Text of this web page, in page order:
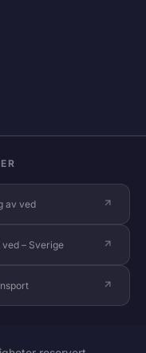
av ved
ved – Sverige